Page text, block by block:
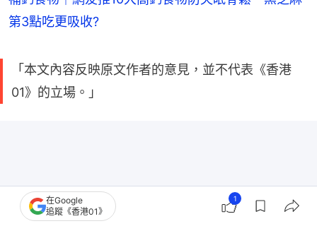
第3點吃更吸收?
「本文內容反映原文作者的意見，並不代表《香港
01》的立場。」
在Google
追蹤《香港01》
1